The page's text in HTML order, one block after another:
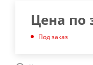
Цена по
Под заказ